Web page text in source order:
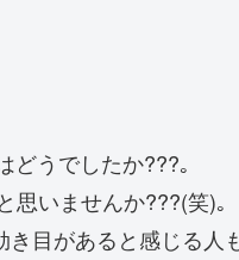
どうでしたか???｡
思いませんか???(笑)｡
目があると感じる人